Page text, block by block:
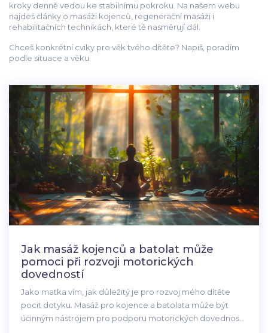
kroky denně vedou ke stabilnímu pokroku. Na našem webu
najdeš články o masáži kojenců, regenerační masáži i
rehabilitačních technikách, které tě nasměrují dál.
Chceš konkrétní cviky pro věk tvého dítěte? Napiš, poradím
podle situace a věku.
Jak masáž kojenců a batolat může
pomoci při rozvoji motorických
dovedností
Jako matka vím, jak důležitý je pro rozvoj mého dítěte
pocit dotyku. Masáž pro kojence a batolata může být
účinným nástrojem pro podporu motorických dovedností